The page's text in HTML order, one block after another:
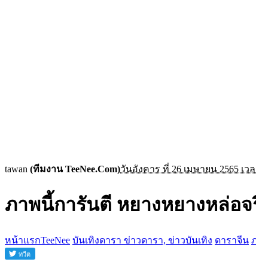
tawan (ทีมงาน TeeNee.Com)วันอังคาร ที่ 26 เมษายน 2565 เว
ภาพนี้การันตี หยางหยางหล่อ
หน้าแรกTeeNee บันเทิงดารา ข่าวดารา, ข่าวบันเทิง ดาราจีน